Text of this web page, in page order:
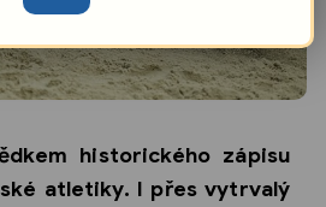
historického zápisu
atletiky. I přes vytrvalý